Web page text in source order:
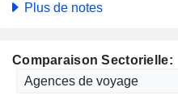
Plus de notes
Comparaison Sectorielle: